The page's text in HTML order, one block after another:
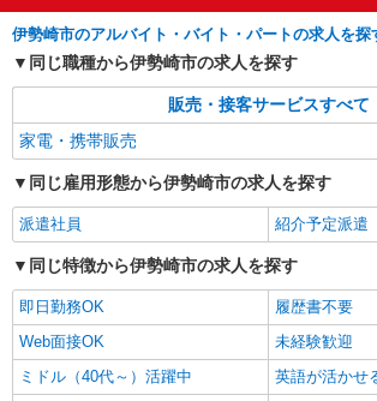
伊勢崎市のアルバイト・バイト・パートの求人を探
同じ職種から伊勢崎市の求人を探す
販売・接客サービスすべて
家電・携帯販売
同じ雇用形態から伊勢崎市の求人を探す
派遣社員 紹介予定派遣
同じ特徴から伊勢崎市の求人を探す
即日勤務OK
履歴書不要
Web面接OK
未経験歓迎
ミドル（40代～）活躍中
英語が活かせ